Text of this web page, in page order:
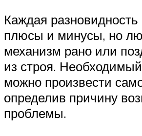
Каждая
плюсы и минусы, но
механизм рано или
из строя.
можно произвести
определив причину
проблемы.